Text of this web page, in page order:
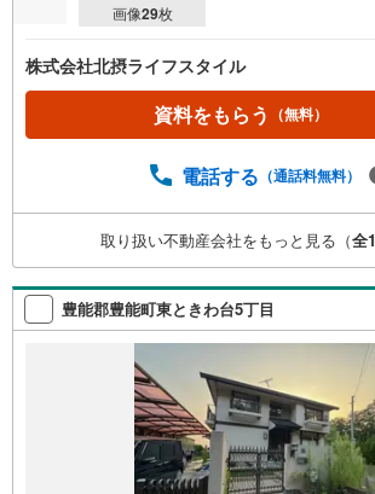
画像29枚
株式会社北摂ライフスタイル
資料をもらう （無料）
電話する （通話料無料）
取り扱い不動産会社をもっと見る（全1
豊能郡豊能町東ときわ台5丁目